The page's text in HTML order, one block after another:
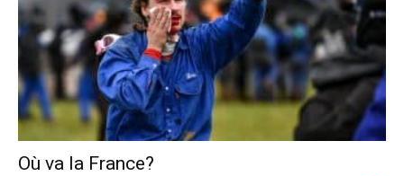
Où va la France?